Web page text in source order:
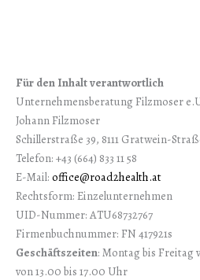
Für den Inhalt verantwortlich
Unternehmensberatung Filzmoser
Johann Filzmoser
Schillerstraße 39, 8111 Gratwein-
Telefon: +43 (664) 833 11 58
E-Mail: office@road2health.at
Rechtsform: Einzelunternehmen
UID-Nummer: ATU68732767
Firmenbuchnummer: FN 417921s
Geschäftszeiten: Montag bis Freitag
von 13.00 bis 17.00 Uhr